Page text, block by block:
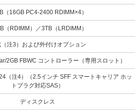
（16GB PC4-2400 RDIMM×4）
（RDIMM）／3TB（LRDIMM）
（注3） および外付けオプション
2GB FBWC コントローラー（専用スロット）
（注4）
（2.5インチ SFF スマートキャリア ホッ
トプラグ対応SAS）
ディスクレス